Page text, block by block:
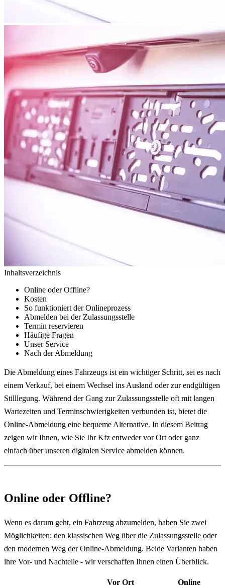
Inhaltsverzeichnis
Online oder Offline?
Kosten
So funktioniert der Onlineprozess
Abmelden bei der Zulassungsstelle
Termin reservieren
Häufige Fragen
Unser Service
Nach der Abmeldung
Die Abmeldung eines Fahrzeugs ist ein wichtiger Schritt, sei es nach
einem Verkauf, bei einem Wechsel ins Ausland oder zur endgültigen
Stilllegung. Während der Gang zur Zulassungsstelle oft mit langen
Wartezeiten und Terminschwierigkeiten verbunden ist, bietet die
Online-Abmeldung eine bequeme Alternative. In diesem Beitrag
zeigen wir Ihnen, wie Sie Ihr Kfz entweder vor Ort oder ganz
einfach über unseren digitalen Service abmelden können.
Online oder Offline?
Wenn es darum geht, ein Fahrzeug abzumelden, haben Sie zwei
Möglichkeiten: den klassischen Weg über die Zulassungsstelle oder
den modernen Weg der Online-Abmeldung. Beide Varianten haben
ihre Vor- und Nachteile - wir verschaffen Ihnen einen Überblick.
Vor Ort
Online